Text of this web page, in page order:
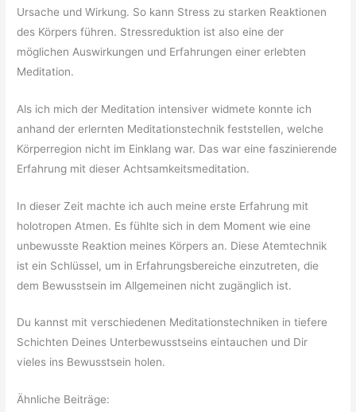
Ursache und Wirkung. So kann Stress zu starken Reaktionen
des Körpers führen. Stressreduktion ist also eine der
möglichen Auswirkungen und Erfahrungen einer erlebten
Meditation.
Als ich mich der Meditation intensiver widmete konnte ich
anhand der erlernten Meditationstechnik feststellen, welche
Körperregion nicht im Einklang war. Das war eine faszinierende
Erfahrung mit dieser Achtsamkeitsmeditation.
In dieser Zeit machte ich auch meine erste Erfahrung mit
holotropen Atmen. Es fühlte sich in dem Moment wie eine
unbewusste Reaktion meines Körpers an. Diese Atemtechnik
ist ein Schlüssel, um in Erfahrungsbereiche einzutreten, die
dem Bewusstsein im Allgemeinen nicht zugänglich ist.
Du kannst mit verschiedenen Meditationstechniken in tiefere
Schichten Deines Unterbewusstseins eintauchen und Dir
vieles ins Bewusstsein holen.
Ähnliche Beiträge: